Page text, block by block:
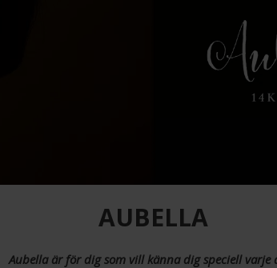
AUBELLA
Aubella är för dig som vill känna dig speciell varje